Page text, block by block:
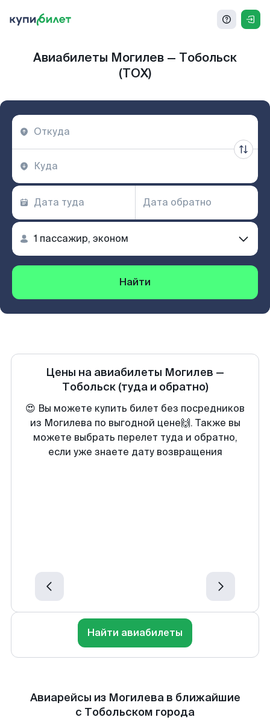
Авиабилеты Могилев — Тобольск
(TOX)
Найти
Цены на авиабилеты Могилев —
Тобольск (туда и обратно)
😍 Вы можете купить билет без посредников
из Могилева по выгодной цене🙌. Также вы
можете выбрать перелет туда и обратно,
если уже знаете дату возвращения
Найти авиабилеты
Авиарейсы из Могилева в ближайшие
с Тобольском города